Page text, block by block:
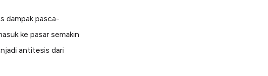
dampak pasca-
ke pasar semakin
antitesis dari